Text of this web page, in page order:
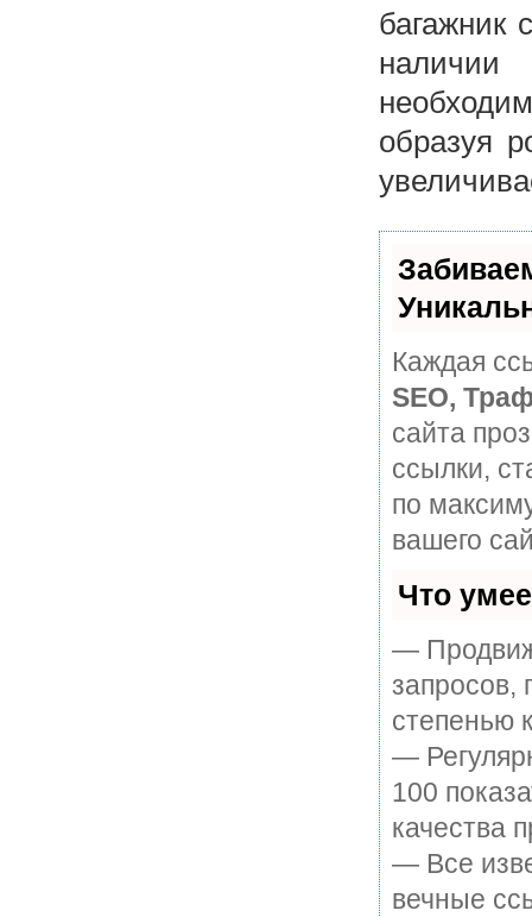
багажник
образуя
Каждая
SEO,
сайта
ссылки,
по
вашего
Что
—
запросов,
степенью
—
100
качества
— Все
вечные